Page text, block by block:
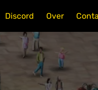
Discord Over